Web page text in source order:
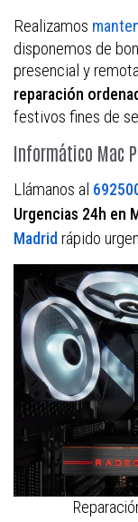
Realizamos
disponemos de
presencial y
reparación
festivos fines de
Informático Mac
Llámanos al
Urgencias 24h en
Madrid rápido